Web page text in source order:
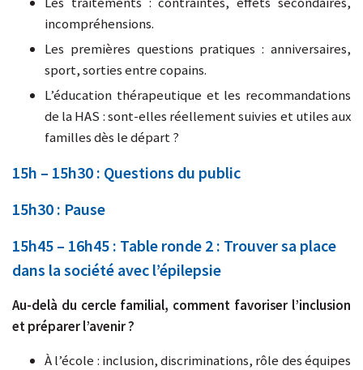
incompréhensions.
Les premières questions pratiques : anniversaires,
sport, sorties entre copains.
L’éducation thérapeutique et les recommandations
de la HAS : sont-elles réellement suivies et utiles aux
familles dès le départ ?
15h – 15h30 : Questions du public
15h30 : Pause
15h45 – 16h45 : Table ronde 2 : Trouver sa place
dans la société avec l’épilepsie
Au-delà du cercle familial, comment favoriser l’inclusion
et préparer l’avenir ?
À l’école : inclusion, discriminations, rôle des équipes